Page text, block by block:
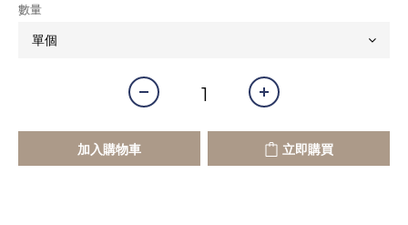
數量
加入購物車 立即購買